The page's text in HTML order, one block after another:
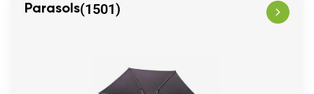
Parasols(1501)